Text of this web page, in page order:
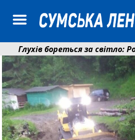
Глухів бореться за світло:
Пенсійний фонд Сумщини